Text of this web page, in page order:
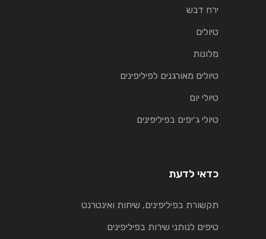
ירח דבש
טיולים
מלונות
טיולים מאורגנים לפיליפינים
טיולי יום
טיולי ג׳יפים בפיליפינים
כדאי לדעת
תקשורת בפיליפינים, שיחות ואינטרנט
טיפים לנותני שירות בפיליפינים